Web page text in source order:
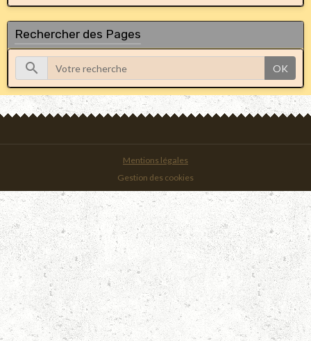
Rechercher des Pages
OK
Mentions légales
Gestion des cookies